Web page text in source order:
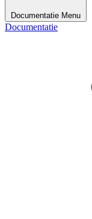
Documentatie Menu
Documentatie